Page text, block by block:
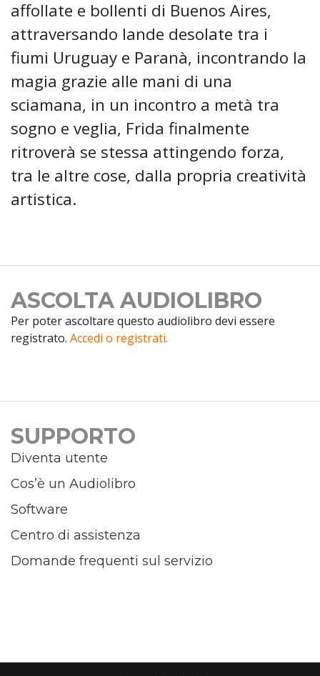
affollate e bollenti di Buenos Aires,
attraversando lande desolate tra i
fiumi Uruguay e Paranà, incontrando la
magia grazie alle mani di una
sciamana, in un incontro a metà tra
sogno e veglia, Frida finalmente
ritroverà se stessa attingendo forza,
tra le altre cose, dalla propria creatività
artistica.
ASCOLTA AUDIOLIBRO
Per poter ascoltare questo audiolibro devi essere
registrato. Accedi o registrati.
SUPPORTO
Diventa utente
Cos’è un Audiolibro
Software
Centro di assistenza
Domande frequenti sul servizio